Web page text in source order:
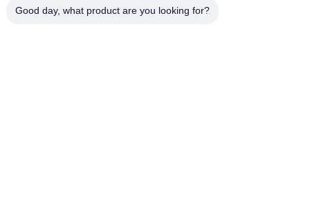
Good day, what product are you looking for?